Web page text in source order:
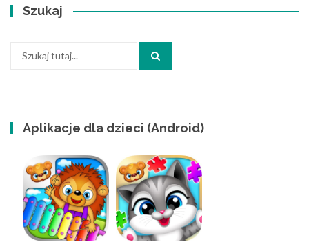
Szukaj
Aplikacje dla dzieci (Android)